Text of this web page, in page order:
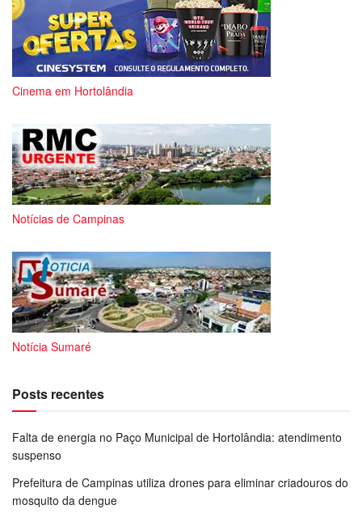
Cinema em Hortolândia
Notícias de Campinas
Notícia Sumaré
Posts recentes
Falta de energia no Paço Municipal de Hortolândia: atendimento
suspenso
Prefeitura de Campinas utiliza drones para eliminar criadouros do
mosquito da dengue